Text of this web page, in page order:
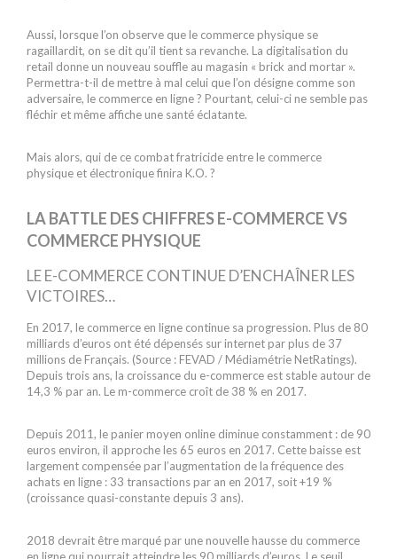
Aussi, lorsque l’on observe que le commerce physique se
ragaillardit, on se dit qu’il tient sa revanche. La digitalisation du
retail donne un nouveau souffle au magasin « brick and mortar ».
Permettra-t-il de mettre à mal celui que l’on désigne comme son
adversaire, le commerce en ligne ? Pourtant, celui-ci ne semble pas
fléchir et même affiche une santé éclatante.
Mais alors, qui de ce combat fratricide entre le commerce
physique et électronique finira K.O. ?
LA BATTLE DES CHIFFRES E-COMMERCE VS
COMMERCE PHYSIQUE
LE E-COMMERCE CONTINUE D’ENCHAÎNER LES
VICTOIRES…
En 2017, le commerce en ligne continue sa progression. Plus de 80
milliards d’euros ont été dépensés sur internet par plus de 37
millions de Français. (Source : FEVAD / Médiamétrie NetRatings).
Depuis trois ans, la croissance du e-commerce est stable autour de
14,3 % par an. Le m-commerce croît de 38 % en 2017.
Depuis 2011, le panier moyen online diminue constamment : de 90
euros environ, il approche les 65 euros en 2017. Cette baisse est
largement compensée par l’augmentation de la fréquence des
achats en ligne : 33 transactions par an en 2017, soit +19 %
(croissance quasi-constante depuis 3 ans).
2018 devrait être marqué par une nouvelle hausse du commerce
en ligne qui pourrait atteindre les 90 milliards d’euros. Le seuil